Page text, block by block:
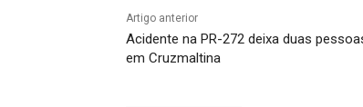
Artigo anterior
Acidente na PR-272 deixa duas
em Cruzmaltina